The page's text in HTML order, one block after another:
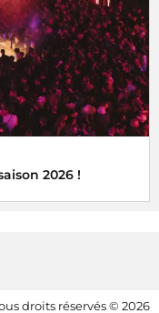
2026 !
droits réservés © 2026